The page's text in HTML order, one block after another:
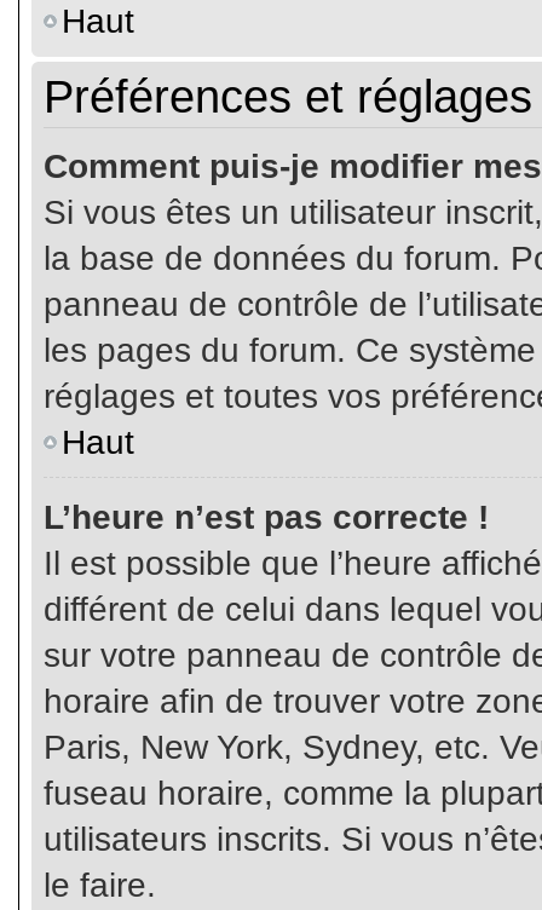
Haut
Préférences et
Comment puis-je modifier
Si vous êtes un utilisateur
la base de données du forum.
panneau de contrôle de
les pages du forum. Ce
réglages et toutes vos
Haut
L’heure n’est pas correcte !
Il est possible que l’heure
différent de celui dans lequel
sur votre panneau de contrôle
horaire afin de trouver votre
Paris, New York, Sydney, etc.
fuseau horaire, comme la
utilisateurs inscrits. Si vous
le faire.